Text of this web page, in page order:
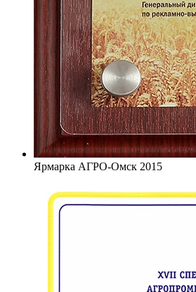
Ярмарка АГРО-Омск 2015